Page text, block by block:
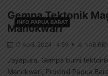
INFO PAPUA BARAT
Gempa Tektonik
Manokwari
17 April, 2024 14:59
Jayapura, Gempa bumi
Manokwari, Provinsi Papua